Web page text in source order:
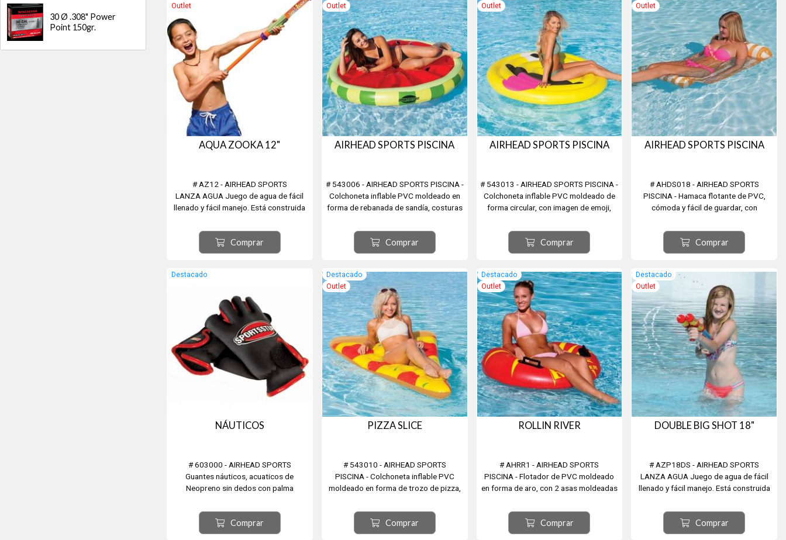
30 Ø .308" Power
Point 150gr.
Outlet
AQUA ZOOKA 12"
# AZ12 - AIRHEAD SPORTS
LANZA AGUA Juego de agua de fácil
llenado y fácil manejo. Está construida
durará temporadas de diversión.
Simplemente
sumerja en el agua y tire de la manija
listo para disparar, con un alcance de...
Comprar
Outlet
AIRHEAD SPORTS PISCINA
# 543006 - AIRHEAD SPORTS PISCINA -
Colchoneta inflable PVC moldeado en
forma de rebanada de sandía, costuras
Capacidad: 1 o 2 personas.
Comprar
Outlet
AIRHEAD SPORTS PISCINA
# 543013 - AIRHEAD SPORTS PISCINA -
Colchoneta inflable PVC moldeado de
forma circular, con imagen de emoji,
157cm Capacidad: 1 o 2 personas
Comprar
Outlet
AIRHEAD SPORTS PISCINA
# AHDS018 - AIRHEAD SPORTS
PISCINA - Hamaca flotante de PVC,
cómoda y fácil de guardar, con
de inflar. Diámetro 132cm x 66cm
Capacidad: 1 persona
Comprar
Destacado
NÁUTICOS
# 603000 - AIRHEAD SPORTS
Guantes náuticos, acuaticos de
Neopreno sin dedos con palma
permite un agarre seguro. Universales
Son fuertes ligeron y flexibles
Fabricado en los EEUU
Comprar
Destacado
Outlet
PIZZA SLICE
# 543010 - AIRHEAD SPORTS
PISCINA - Colchoneta inflable PVC
moldeado en forma de trozo de pizza,
183cm Capacidad: 1 persona
Comprar
Destacado
Outlet
ROLLIN RIVER
# AHRR1 - AIRHEAD SPORTS
PISCINA - Flotador de PVC moldeado
en forma de aro, con 2 asas moldeadas
calor. Diametro 106cm Capacidad: 1
persona
Comprar
Destacado
Outlet
DOUBLE BIG SHOT 18"
# AZP18DS - AIRHEAD SPORTS
LANZA AGUA Juego de agua de fácil
llenado y fácil manejo. Está construida
de alto impacto y durará temporadas
de diversión. Simplemente sumerja en el
agua y tire de la empuñadura de pistola
Comprar